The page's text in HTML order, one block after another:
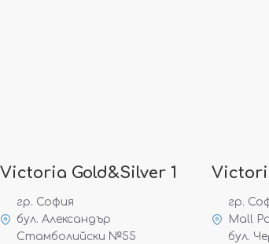
Victoria Gold&Silver 1
гр. София
бул. Александър
Стамболийски №55
гр.
Mall
бул.